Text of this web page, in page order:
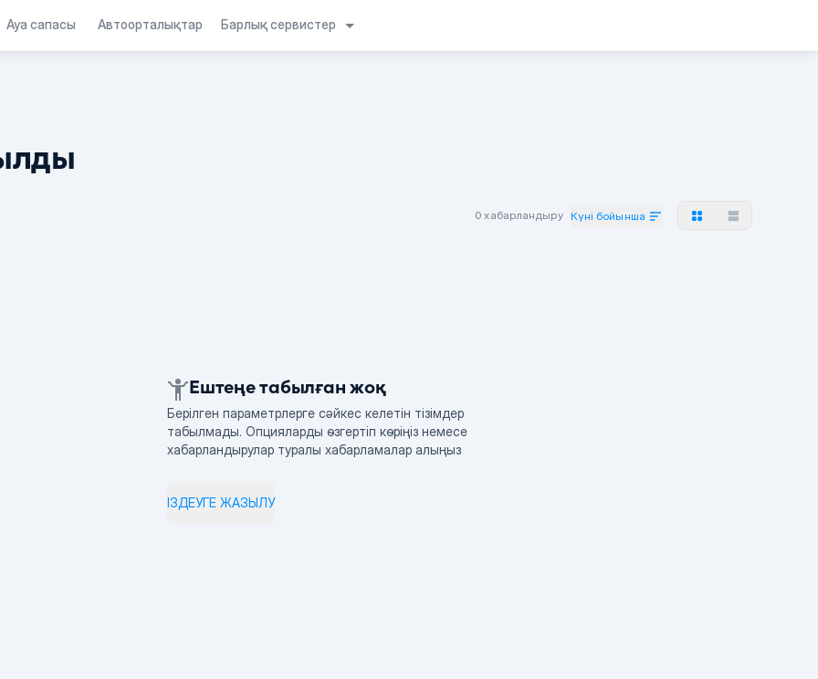
Ауа сапасы Автоорталықтар Барлық сервистер
0 хабарландыру Күні бойынша
Ештеңе табылған жоқ
Берілген параметрлерге сәйкес келетін тізімдер
табылмады. Опцияларды өзгертіп көріңіз немесе
хабарландырулар туралы хабарламалар алыңыз
ІЗДЕУГЕ ЖАЗЫЛУ